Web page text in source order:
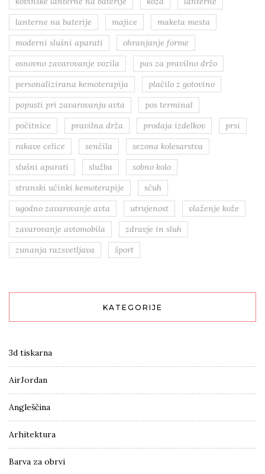
lanterne na baterije
majice
maketa mesta
moderni slušni aparati
ohranjanje forme
osnovno zavarovanje vozila
pas za pravilno držo
personalizirana kemoterapija
plačilo z gotovino
popusti pri zavarovanju avta
pos terminal
počitnice
pravilna drža prodaja izdelkov
prsi
rakave celice
senčila
sezona kolesarstva
slušni aparati
služba
sobno kolo
stranski učinki kemoterapije
sčuh
ugodno zavarovanje avta
utrujenost
vlaženje kože
zavarovanje avtomobila
zdravje in sluh
zunanja razsvetljava
šport
KATEGORIJE
3d tiskarna
AirJordan
Angleščina
Arhitektura
Barva za obrvi